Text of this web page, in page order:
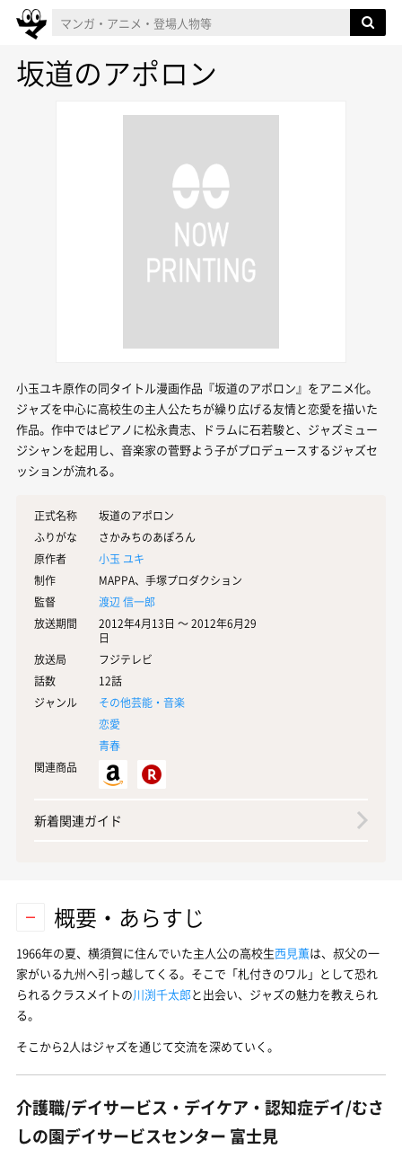
坂道のアポロン
小玉ユキ原作の同タイトル漫画作品『坂道のアポロン』をアニメ化。
ジャズを中心に高校生の主人公たちが繰り広げる友情と恋愛を描いた
作品。作中ではピアノに松永貴志、ドラムに石若駿と、ジャズミュー
ジシャンを起用し、音楽家の菅野よう子がプロデュースするジャズセ
ッションが流れる。
正式名称
坂道のアポロン
ふりがな
さかみちのあぽろん
原作者
小玉 ユキ
制作
MAPPA、手塚プロダクション
監督
渡辺 信一郎
放送期間
2012年4月13日 〜 2012年6月29
日
放送局
フジテレビ
話数
12話
ジャンル
その他芸能・音楽
恋愛
青春
関連商品
新着関連ガイド
概要・あらすじ
1966年の夏、横須賀に住んでいた主人公の高校生西見薫は、叔父の一
家がいる九州へ引っ越してくる。そこで「札付きのワル」として恐れ
られるクラスメイトの川渕千太郎と出会い、ジャズの魅力を教えられ
る。
そこから2人はジャズを通じて交流を深めていく。
介護職/デイサービス・デイケア・認知症デイ/むさ
しの園デイサービスセンター 富士見